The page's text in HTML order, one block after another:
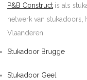
P&B Construct is als
netwerk van
Vlaanderen:
Stukadoor Brugge
Stukadoor Geel